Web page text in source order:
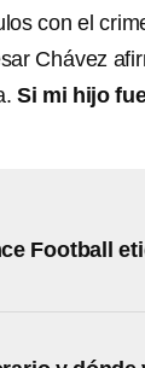
con el
Chávez
Si mi hijo
Football